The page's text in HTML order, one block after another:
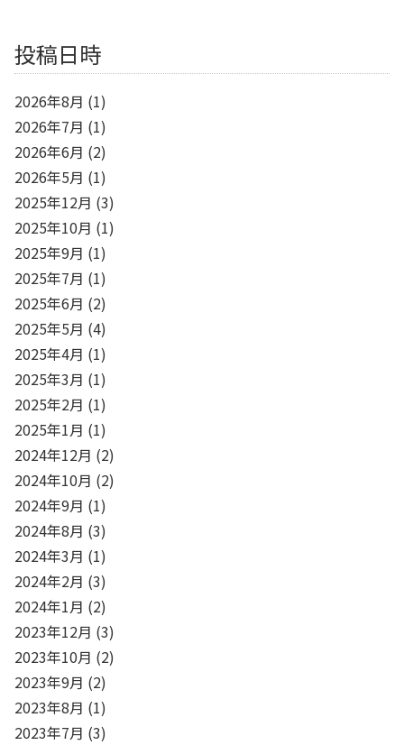
投稿日時
2026年8月 (1)
2026年7月 (1)
2026年6月 (2)
2026年5月 (1)
2025年12月 (3)
2025年10月 (1)
2025年9月 (1)
2025年7月 (1)
2025年6月 (2)
2025年5月 (4)
2025年4月 (1)
2025年3月 (1)
2025年2月 (1)
2025年1月 (1)
2024年12月 (2)
2024年10月 (2)
2024年9月 (1)
2024年8月 (3)
2024年3月 (1)
2024年2月 (3)
2024年1月 (2)
2023年12月 (3)
2023年10月 (2)
2023年9月 (2)
2023年8月 (1)
2023年7月 (3)